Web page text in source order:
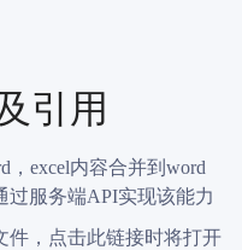
引用
，excel内容合并到word
过服务端API实现该能力
件，点击此链接时将打开